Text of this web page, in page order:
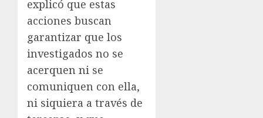
explicó que estas
acciones buscan
garantizar que los
investigados no se
acerquen ni se
comuniquen con ella,
ni siquiera a través de